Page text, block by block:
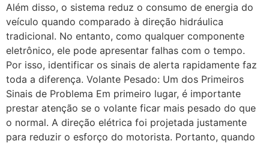
Além disso, o sistema reduz o consumo de energia do
veículo quando comparado à direção hidráulica
tradicional. No entanto, como qualquer componente
eletrônico, ele pode apresentar falhas com o tempo.
Por isso, identificar os sinais de alerta rapidamente faz
toda a diferença. Volante Pesado: Um dos Primeiros
Sinais de Problema Em primeiro lugar, é importante
prestar atenção se o volante ficar mais pesado do que
o normal. A direção elétrica foi projetada justamente
para reduzir o esforço do motorista. Portanto, quando